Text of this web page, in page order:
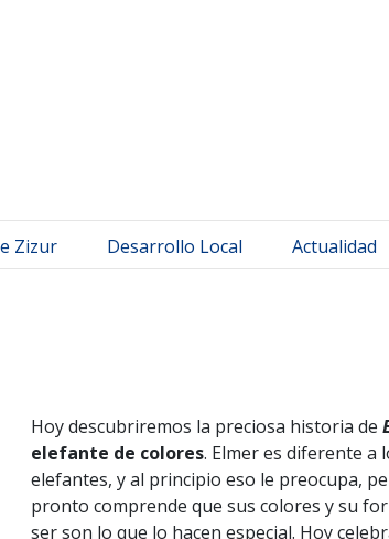
Zizur Desarrollo Local Actualidad
Hoy descubriremos la preciosa historia de
elefante de colores. Elmer es diferente a
elefantes, y al principio eso le preocupa,
pronto comprende que sus colores y su
ser son lo que lo hacen especial. Hoy